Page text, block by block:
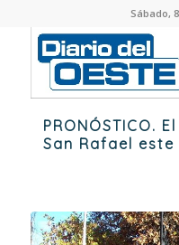
Sábado,
PRONÓSTICO.
San Rafael